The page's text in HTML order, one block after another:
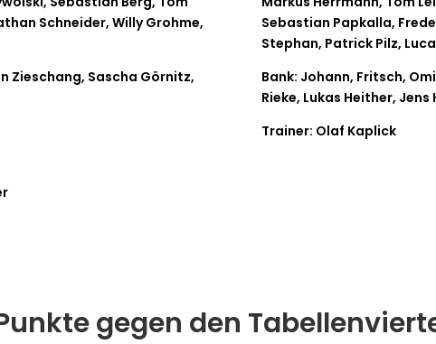
Schneider, Willy Grohme,
Zieschang, Sascha Görnitz,
Sebastian Papkalla,
Stephan, Patrick Pilz,
Bank: Johann, Fritsch,
Rieke, Lukas Heither, Jens
Trainer: Olaf Kaplick
gegen den